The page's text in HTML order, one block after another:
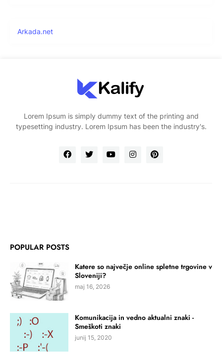
Arkada.net
Lorem Ipsum is simply dummy text of the printing and
typesetting industry. Lorem Ipsum has been the industry's.
POPULAR POSTS
Katere so največje online spletne trgovine v
Sloveniji?
maj 16, 2026
Komunikacija in vedno aktualni znaki -
Smeškoti znaki
junij 15, 2020